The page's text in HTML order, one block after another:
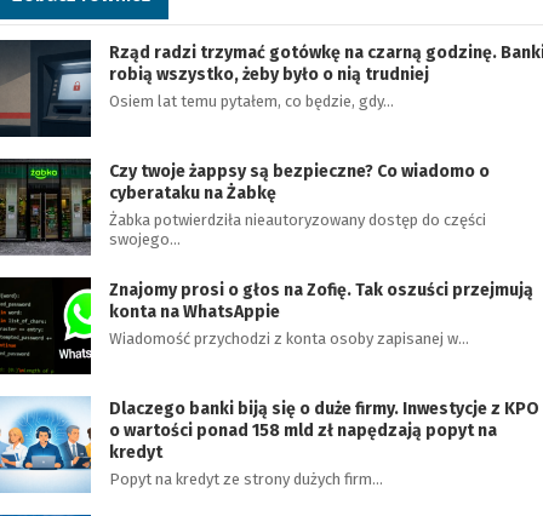
Rząd radzi trzymać gotówkę na czarną godzinę.
robią wszystko, żeby było o nią trudniej
Osiem lat temu pytałem, co będzie, gdy…
Czy twoje żappsy są bezpieczne? Co wiadomo o
cyberataku na Żabkę
Żabka potwierdziła nieautoryzowany dostęp do części
swojego…
Znajomy prosi o głos na Zofię. Tak oszuści przejmują
konta na WhatsAppie
Wiadomość przychodzi z konta osoby zapisanej w…
Dlaczego banki biją się o duże firmy. Inwestycje z KPO
o wartości ponad 158 mld zł napędzają popyt na
kredyt
Popyt na kredyt ze strony dużych firm…